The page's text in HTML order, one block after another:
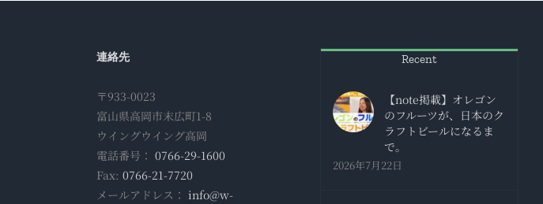
連絡先
〒933-0023
富山県高岡市末広町1-8
ウイングウイング高岡
電話番号： 0766-29-1600
Fax: 0766-21-7720
メールアドレス： info@w-
Recent
【note掲載】オレゴン
のフルーツが、日本のク
ラフトビールになるま
で。
2026年7月22日